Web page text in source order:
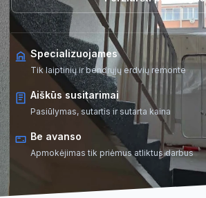
Specializuojames
Tik laiptinių ir bendrųjų erdvių remonte
Aiškūs susitarimai
Pasiūlymas, sutartis ir sutarta kaina
Be avanso
Apmokėjimas tik priėmus atliktus darbus